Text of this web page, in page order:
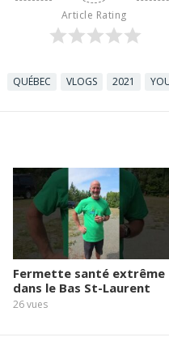
Article Rating
QUÉBEC VLOGS 2021
Fermette santé extrême
dans le Bas St-Laurent
26vues